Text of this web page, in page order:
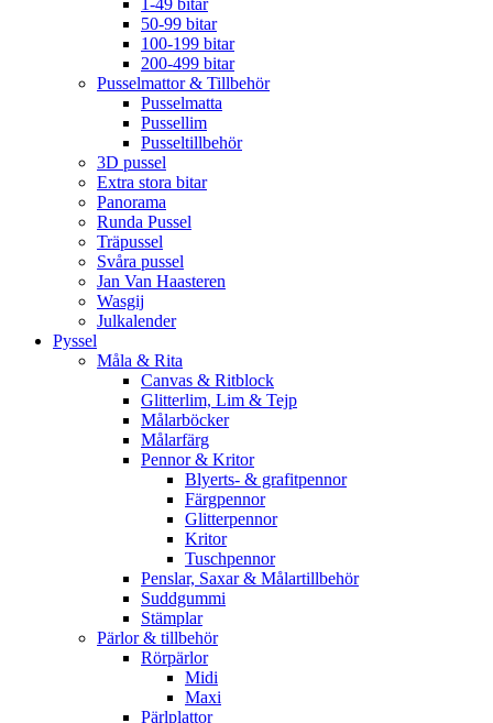
1-49 bitar
50-99 bitar
100-199 bitar
200-499 bitar
Pusselmattor & Tillbehör
Pusselmatta
Pussellim
Pusseltillbehör
3D pussel
Extra stora bitar
Panorama
Runda Pussel
Träpussel
Svåra pussel
Jan Van Haasteren
Wasgij
Julkalender
Pyssel
Måla & Rita
Canvas & Ritblock
Glitterlim, Lim & Tejp
Målarböcker
Målarfärg
Pennor & Kritor
Blyerts- & grafitpennor
Färgpennor
Glitterpennor
Kritor
Tuschpennor
Penslar, Saxar & Målartillbehör
Suddgummi
Stämplar
Pärlor & tillbehör
Rörpärlor
Midi
Maxi
Pärlplattor